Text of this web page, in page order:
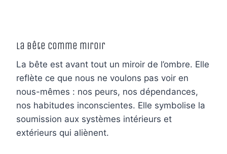
La bête comme miroir
La bête est avant tout un miroir de l’ombre. Elle
reflète ce que nous ne voulons pas voir en
nous-mêmes : nos peurs, nos dépendances,
nos habitudes inconscientes. Elle symbolise la
soumission aux systèmes intérieurs et
extérieurs qui aliènent.